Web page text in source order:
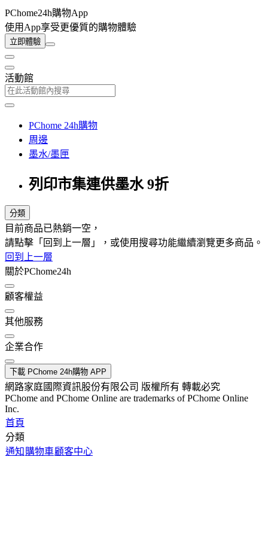
PChome24h購物App
使用App享受更優質的購物體驗
立即體驗
活動館
PChome 24h購物
周邊
墨水/墨匣
列印市集連供墨水 9折
分類
目前商品已熱銷一空，
請點擊「回到上一層」，或使用搜尋功能繼續瀏覽更多商品。
回到上一層
關於PChome24h
顧客權益
其他服務
企業合作
下載 PChome 24h購物 APP
網路家庭國際資訊股份有限公司 版權所有 轉載必究
PChome and PChome Online are trademarks of PChome Online
Inc.
首頁
分類
通知 購物車顧客中心